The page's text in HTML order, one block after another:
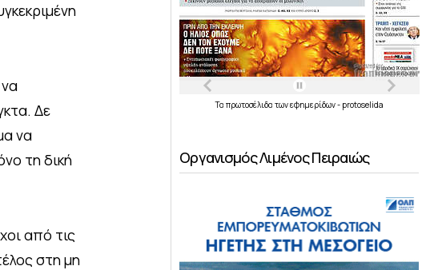
Δε
να
τη δική
από τις
στη μη
Τα πρωτοσέλιδα τωνεφημερίδων- protoselida
Οργανισμός Λιμένος Πειραιώς